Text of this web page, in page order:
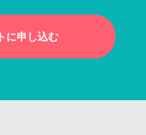
に申し込む